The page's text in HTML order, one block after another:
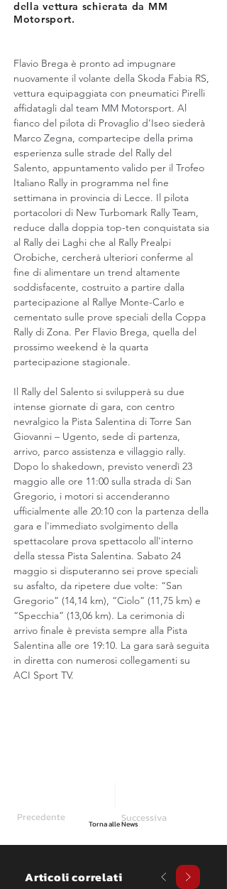
della vettura schierata da MM
Motorsport.
Flavio Brega è pronto ad impugnare
nuovamente il volante della Skoda Fabia RS,
vettura equipaggiata con pneumatici Pirelli
affidatagli dal team MM Motorsport. Al
fianco del pilota di Provaglio d’Iseo siederà
Marco Zegna, compartecipe della prima
esperienza sulle strade del Rally del
Salento, appuntamento valido per il Trofeo
Italiano Rally in programma nel fine
settimana in provincia di Lecce. Il pilota
portacolori di New Turbomark Rally Team,
reduce dalla doppia top-ten conquistata sia
al Rally dei Laghi che al Rally Prealpi
Orobiche, cercherà ulteriori conferme al
fine di alimentare un trend altamente
soddisfacente, costruito a partire dalla
partecipazione al Rallye Monte-Carlo e
cementato sulle prove speciali della Coppa
Rally di Zona. Per Flavio Brega, quella del
prossimo weekend è la quarta
partecipazione stagionale.
Il Rally del Salento si svilupperà su due
intense giornate di gara, con centro
nevralgico la Pista Salentina di Torre San
Giovanni – Ugento, sede di partenza,
arrivo, parco assistenza e villaggio rally.
Dopo lo shakedown, previsto venerdì 23
maggio alle ore 11:00 sulla strada di San
Gregorio, i motori si accenderanno
ufficialmente alle 20:10 con la partenza della
gara e l'immediato svolgimento della
spettacolare prova spettacolo all'interno
della stessa Pista Salentina. Sabato 24
maggio si disputeranno sei prove speciali
su asfalto, da ripetere due volte: “San
Gregorio” (14,14 km), “Ciolo” (11,75 km) e
“Specchia” (13,06 km). La cerimonia di
arrivo finale è prevista sempre alla Pista
Salentina alle ore 19:10. La gara sarà seguita
in diretta con numerosi collegamenti su
ACI Sport TV.
Precedente Successiva
Torna alle News
Articoli correlati